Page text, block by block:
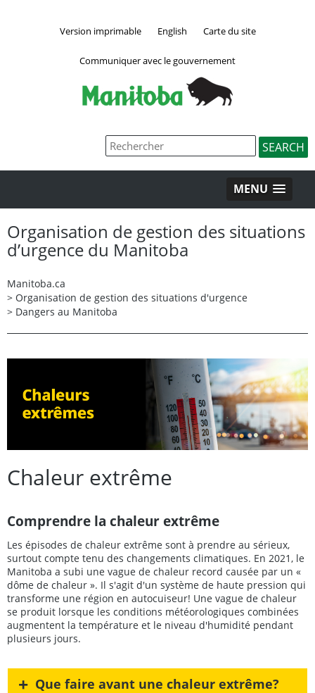
Version imprimable English Carte du site
Communiquer avec le gouvernement
MENU
Organisation de gestion des situations
d’urgence du Manitoba
Manitoba.ca
> Organisation de gestion des situations d'urgence
> Dangers au Manitoba
Chaleur extrême
Comprendre la chaleur extrême
Les épisodes de chaleur extrême sont à prendre au sérieux,
surtout compte tenu des changements climatiques. En 2021, le
Manitoba a subi une vague de chaleur record causée par un «
dôme de chaleur ». Il s'agit d'un système de haute pression qui
transforme une région en autocuiseur! Une vague de chaleur
se produit lorsque les conditions météorologiques combinées
augmentent la température et le niveau d'humidité pendant
plusieurs jours.
+ Que faire avant une chaleur extrême?